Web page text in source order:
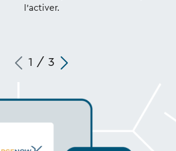
l'activer.
1 / 3